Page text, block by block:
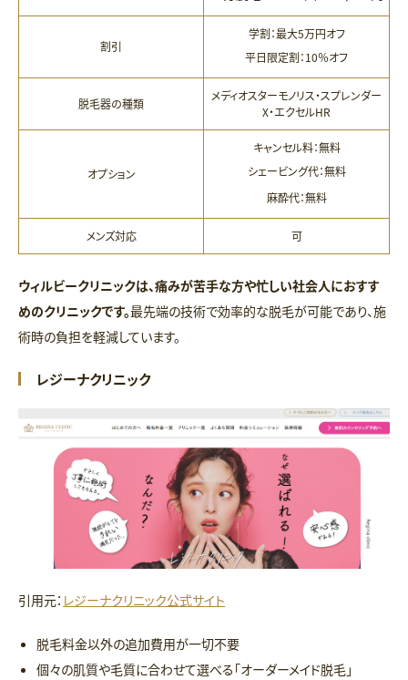
割引
学割：最大5万円オフ
平日限定割：10％オフ
脱毛器の種類
メディオスターモノリス・スプレンダー
X・エクセルHR
オプション
キャンセル料：無料
シェービング代：無料
麻酔代：無料
メンズ対応 可
ウィルビークリニックは、痛みが苦手な方や忙しい社会人におすす
めのクリニックです。最先端の技術で効率的な脱毛が可能であり、施
術時の負担を軽減しています。
レジーナクリニック
引用元： レジーナクリニック公式サイト
脱毛料金以外の追加費用が一切不要
個々の肌質や毛質に合わせて選べる「オーダーメイド脱毛」